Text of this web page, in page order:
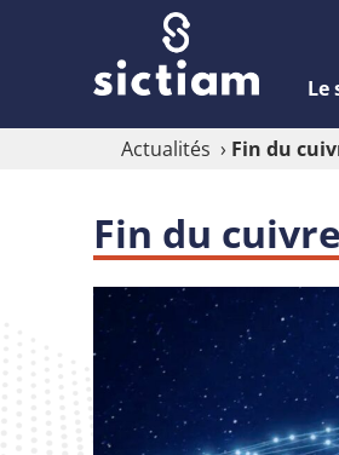
Le
Actualités › Fin du
Fin du